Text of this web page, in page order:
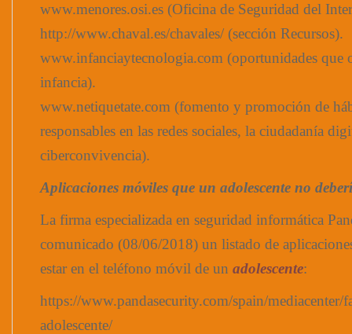
www.menores.osi.es (Oficina de Seguridad del
http://www.chaval.es/chavales/ (sección Recursos).
www.infanciaytecnologia.com (oportunidades que
infancia).
www.netiquetate.com (fomento y promoción de
responsables en las redes sociales, la ciudadanía
ciberconvivencia).
Aplicaciones móviles que un adolescente no
La firma especializada en seguridad informática
comunicado (08/06/2018) un listado de
estar en el teléfono móvil de un adolescente:
https://www.pandasecurity.com/spain/mediacenter/
adolescente/